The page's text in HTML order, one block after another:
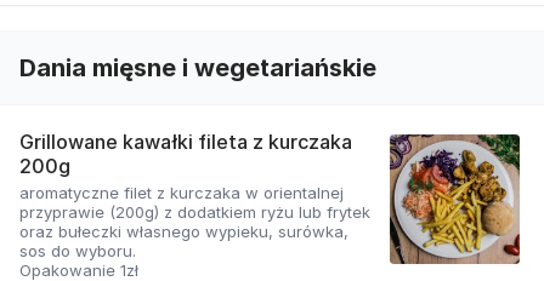
Dania mięsne i wegetariańskie
Grillowane kawałki fileta z kurczaka
200g
aromatyczne filet z kurczaka w orientalnej
przyprawie (200g) z dodatkiem ryżu lub frytek
oraz bułeczki własnego wypieku, surówka,
sos do wyboru.
Opakowanie 1zł